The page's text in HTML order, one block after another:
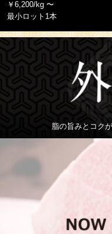
￥6,200/kg 〜
最小ロット1本
脂の旨みとコク